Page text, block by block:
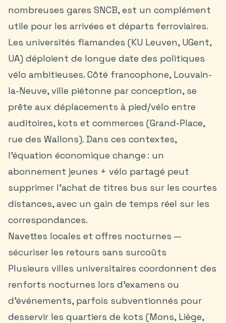
nombreuses gares SNCB, est un complément
utile pour les arrivées et départs ferroviaires.
Les universités flamandes (KU Leuven, UGent,
UA) déploient de longue date des politiques
vélo ambitieuses. Côté francophone, Louvain-
la-Neuve, ville piétonne par conception, se
prête aux déplacements à pied/vélo entre
auditoires, kots et commerces (Grand-Place,
rue des Wallons). Dans ces contextes,
l’équation économique change : un
abonnement jeunes + vélo partagé peut
supprimer l’achat de titres bus sur les courtes
distances, avec un gain de temps réel sur les
correspondances.
Navettes locales et offres nocturnes —
sécuriser les retours sans surcoûts
Plusieurs villes universitaires coordonnent des
renforts nocturnes lors d’examens ou
d’événements, parfois subventionnés pour
desservir les quartiers de kots (Mons, Liège,